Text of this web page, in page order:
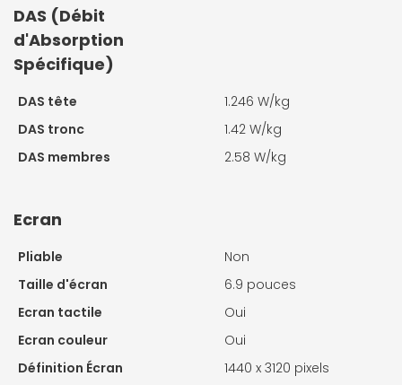
DAS (Débit
d'Absorption
Spécifique)
DAS tête
1.246 W/kg
DAS tronc
1.42 W/kg
DAS membres
2.58 W/kg
Ecran
Pliable
Non
Taille d'écran
6.9 pouces
Ecran tactile
Oui
Ecran couleur
Oui
Définition Écran
1440 x 3120 pixels